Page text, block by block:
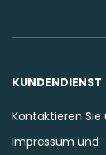
KUNDENDIENST
Kontaktieren Sie
Impressum und